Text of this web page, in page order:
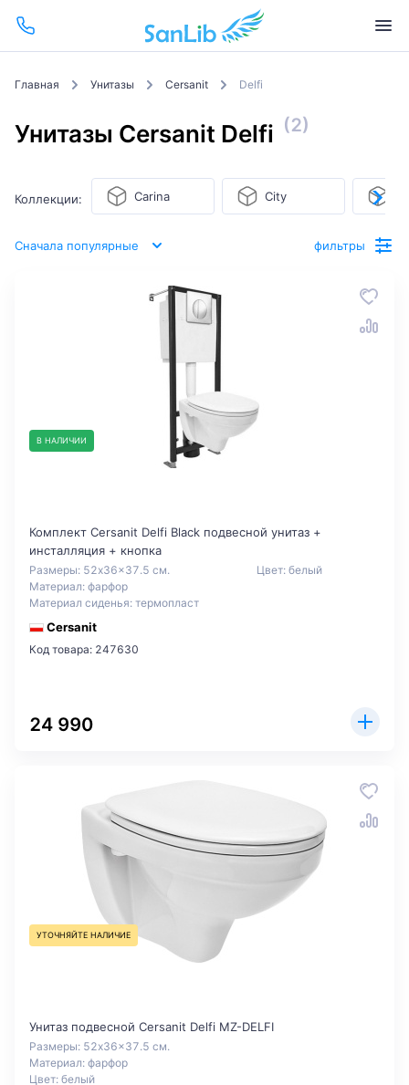
Главная Унитазы Cersanit Delfi
Унитазы Cersanit Delfi (2)
Коллекции: Carina City
Сначала популярные фильтры
В НАЛИЧИИ
Комплект Cersanit Delfi Black подвесной унитаз +
инсталляция + кнопка
Размеры: 52x36x37.5 см.
Материал: фарфор
Материал сиденья: термопласт
Цвет: белый
Cersanit
Код товара: 247630
24 990
УТОЧНЯЙТЕ НАЛИЧИЕ
Унитаз подвесной Cersanit Delfi MZ-DELFI
Размеры: 52x36x37.5 см.
Материал: фарфор
Цвет: белый